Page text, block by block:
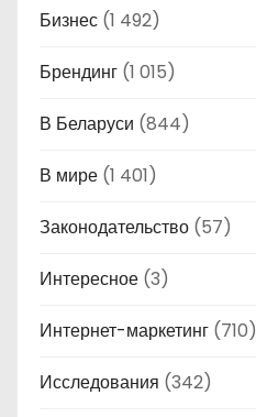
Бизнес (1 492)
Брендинг (1 015)
В Беларуси (844)
В мире (1 401)
Законодательство (57)
Интересное (3)
Интернет-маркетинг (710)
Исследования (342)